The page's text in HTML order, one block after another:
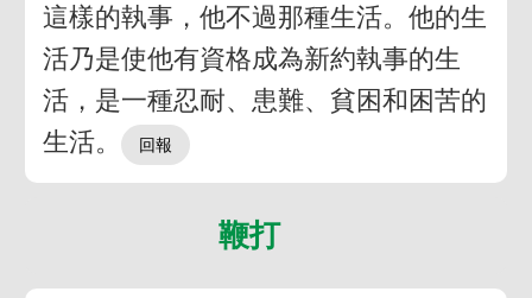
這樣的執事，他不過那種生活。他的生
活乃是使他有資格成為新約執事的生
活，是一種忍耐、患難、貧困和困苦的
生活。
鞭打